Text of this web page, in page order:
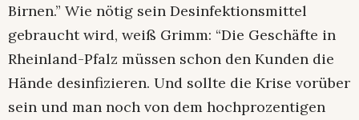
Birnen.” Wie nötig sein Desinfektionsmittel
gebraucht wird, weiß Grimm: “Die Geschäfte in
Rheinland-Pfalz müssen schon den Kunden die
Hände desinfizieren. Und sollte die Krise vorüber
sein und man noch von dem hochprozentigen